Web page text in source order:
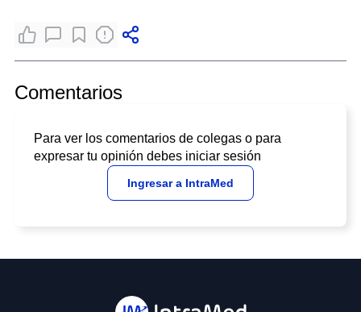
Comentarios
Para ver los comentarios de colegas o para
expresar tu opinión debes iniciar sesión
Ingresar a IntraMed